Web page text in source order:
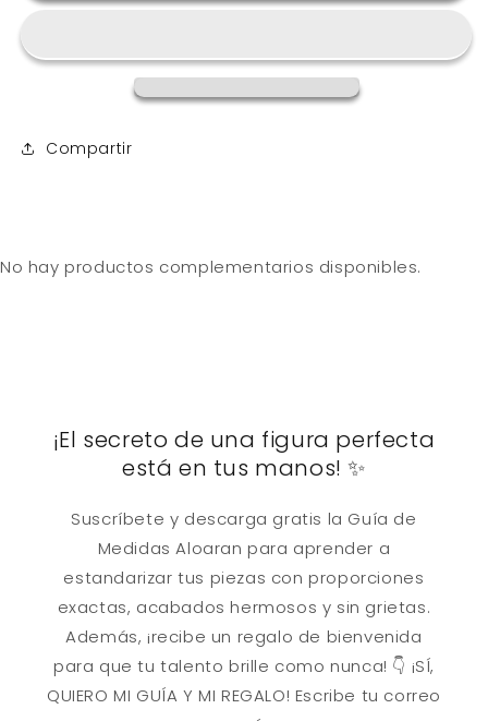
Compartir
No hay productos complementarios disponibles.
¡El secreto de una figura perfecta
está en tus manos! ✨
Suscríbete y descarga gratis la Guía de
Medidas Aloaran para aprender a
estandarizar tus piezas con proporciones
exactas, acabados hermosos y sin grietas.
Además, ¡recibe un regalo de bienvenida
para que tu talento brille como nunca! 👇 ¡SÍ,
QUIERO MI GUÍA Y MI REGALO! Escribe tu correo